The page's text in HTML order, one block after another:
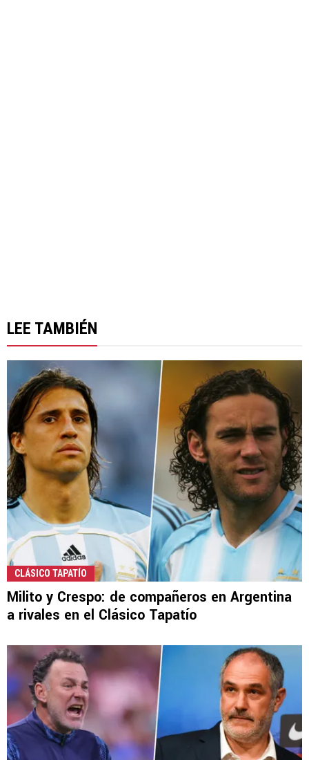
LEE TAMBIÉN
CLÁSICO TAPATÍO
Milito y Crespo: de compañeros en Argentina
a rivales en el Clásico Tapatío